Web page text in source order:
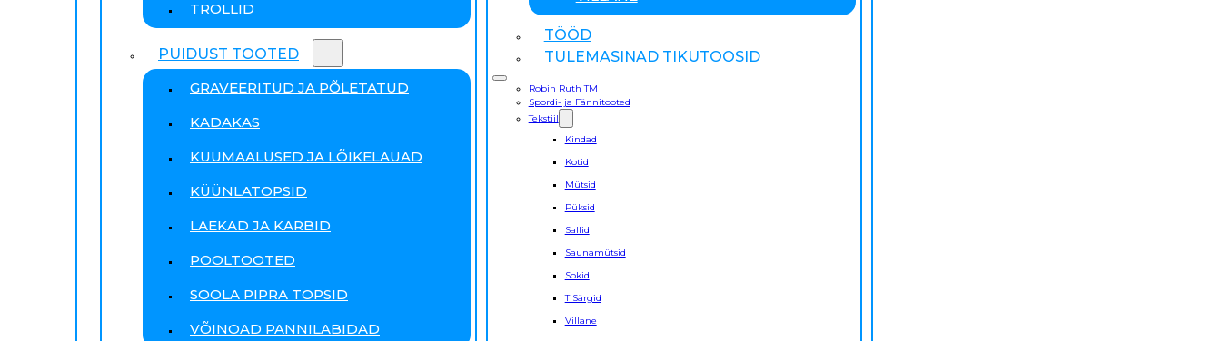
TROLLID
PUIDUST TOOTED
GRAVEERITUD JA PÕLETATUD
KADAKAS
KUUMAALUSED JA LÕIKELAUAD
KÜÜNLATOPSID
LAEKAD JA KARBID
POOLTOOTED
SOOLA PIPRA TOPSID
VÕINOAD PANNILABIDAD
TÖÖD
TULEMASINAD TIKUTOOSID
Robin Ruth TM
Spordi- ja Fännitooted
Tekstiil
Kindad
Kotid
Mütsid
Püksid
Sallid
Saunamütsid
Sokid
T Särgid
Villane